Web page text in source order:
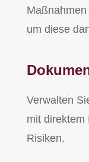
um diese
Verwalten
mit direktem
Risiken.